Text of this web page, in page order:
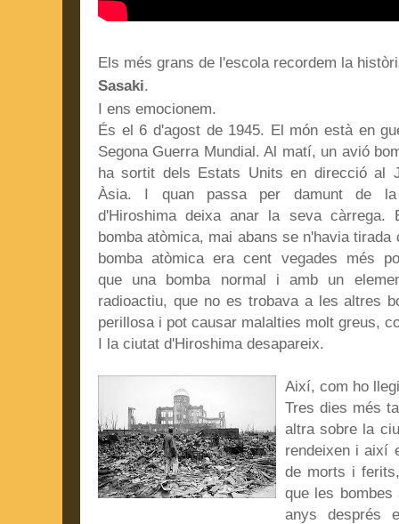
Els més grans de l'escola recordem la
Sasaki.
I ens emocionem.
És el 6 d'agost de 1945. El món està en
Segona Guerra Mundial. Al matí, un avió
ha sortit dels Estats Units en direcció al
Àsia. I quan passa per damunt de
d'Hiroshima deixa anar la seva càrrega.
bomba atòmica, mai abans se n'havia tirada
bomba atòmica era cent vegades més
que una bomba normal i amb un
radioactiu, que no es trobava a les altres
perillosa i pot causar malalties molt greus,
I la ciutat d'Hiroshima desapareix.
Així, com ho
Tres dies més
altra sobre la
rendeixen i així
de morts i
que les bombes
anys després